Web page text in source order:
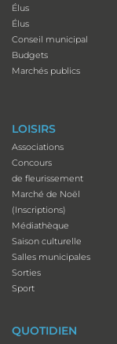
Élus
Élus
Conseil municipal
Budgets
Marchés publics
LOISIRS
Associations
Concours
de fleurissement
Marché de Noël
(Inscriptions)
Médiathèque
Saison culturelle
Salles municipales
Sorties
Sport
QUOTIDIEN